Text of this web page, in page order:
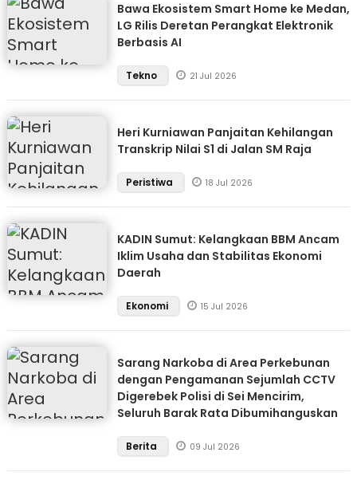
Bawa Ekosistem Smart Home ke Medan,
LG Rilis Deretan Perangkat Elektronik
Berbasis AI
Tekno 21 Jul 2026
Heri Kurniawan Panjaitan Kehilangan
Transkrip Nilai S1 di Jalan SM Raja
Peristiwa 18 Jul 2026
KADIN Sumut: Kelangkaan BBM Ancam
Iklim Usaha dan Stabilitas Ekonomi
Daerah
Ekonomi 15 Jul 2026
Sarang Narkoba di Area Perkebunan
dengan Pengamanan Sejumlah CCTV
Digerebek Polisi di Sei Mencirim,
Seluruh Barak Rata Dibumihanguskan
Berita 09 Jul 2026